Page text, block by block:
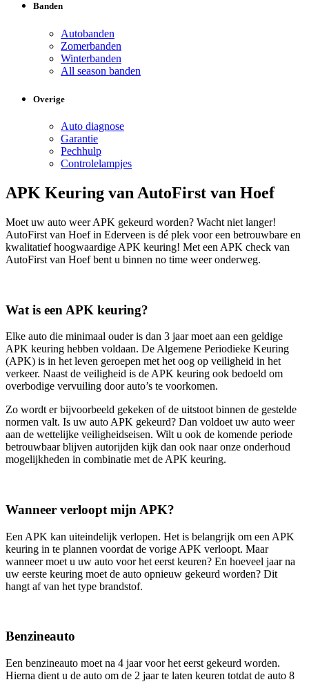
Banden
Autobanden
Zomerbanden
Winterbanden
All season banden
Overige
Auto diagnose
Garantie
Pechhulp
Controlelampjes
APK Keuring van AutoFirst van Hoef
Moet uw auto weer APK gekeurd worden? Wacht niet langer!
AutoFirst van Hoef in Ederveen is dé plek voor een betrouwbare en
kwalitatief hoogwaardige APK keuring! Met een APK check van
AutoFirst van Hoef bent u binnen no time weer onderweg.
Wat is een APK keuring?
Elke auto die minimaal ouder is dan 3 jaar moet aan een geldige
APK keuring hebben voldaan. De Algemene Periodieke Keuring
(APK) is in het leven geroepen met het oog op veiligheid in het
verkeer. Naast de veiligheid is de APK keuring ook bedoeld om
overbodige vervuiling door auto’s te voorkomen.
Zo wordt er bijvoorbeeld gekeken of de uitstoot binnen de gestelde
normen valt. Is uw auto APK gekeurd? Dan voldoet uw auto weer
aan de wettelijke veiligheidseisen. Wilt u ook de komende periode
betrouwbaar blijven autorijden kijk dan ook naar onze onderhoud
mogelijkheden in combinatie met de APK keuring.
Wanneer verloopt mijn APK?
Een APK kan uiteindelijk verlopen. Het is belangrijk om een APK
keuring in te plannen voordat de vorige APK verloopt. Maar
wanneer moet u uw auto voor het eerst keuren? En hoeveel jaar na
uw eerste keuring moet de auto opnieuw gekeurd worden? Dit
hangt af van het type brandstof.
Benzineauto
Een benzineauto moet na 4 jaar voor het eerst gekeurd worden.
Hierna dient u de auto om de 2 jaar te laten keuren totdat de auto 8